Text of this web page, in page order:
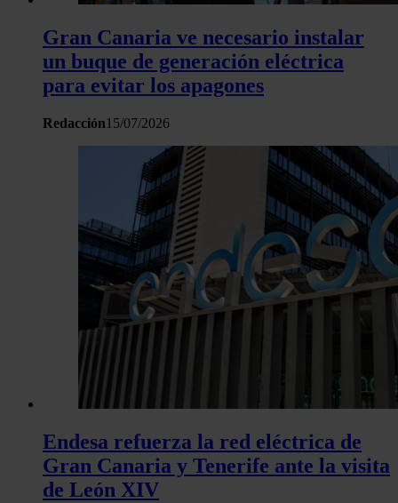
Gran Canaria ve necesario instalar
un buque de generación eléctrica
para evitar los apagones
Redacción15/07/2026
Endesa refuerza la red eléctrica de
Gran Canaria y Tenerife ante la visita
de León XIV